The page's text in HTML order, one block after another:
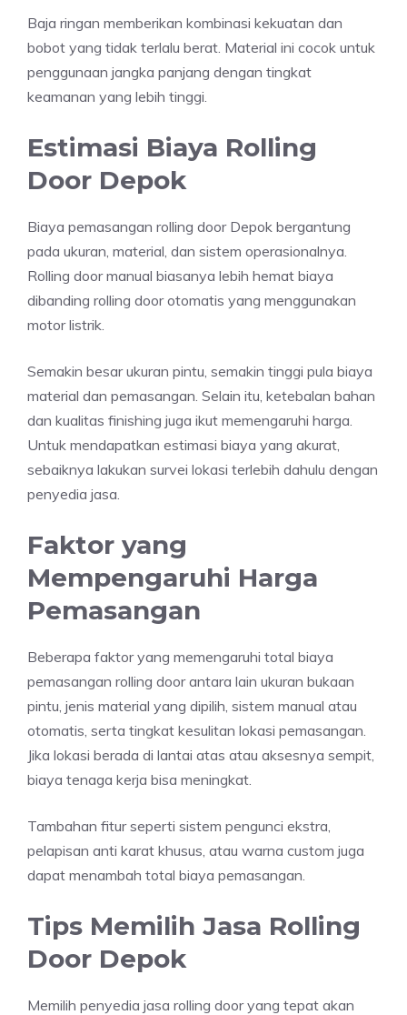
Baja ringan memberikan kombinasi kekuatan dan
bobot yang tidak terlalu berat. Material ini cocok untuk
penggunaan jangka panjang dengan tingkat
keamanan yang lebih tinggi.
Estimasi Biaya Rolling
Door Depok
Biaya pemasangan rolling door Depok bergantung
pada ukuran, material, dan sistem operasionalnya.
Rolling door manual biasanya lebih hemat biaya
dibanding rolling door otomatis yang menggunakan
motor listrik.
Semakin besar ukuran pintu, semakin tinggi pula biaya
material dan pemasangan. Selain itu, ketebalan bahan
dan kualitas finishing juga ikut memengaruhi harga.
Untuk mendapatkan estimasi biaya yang akurat,
sebaiknya lakukan survei lokasi terlebih dahulu dengan
penyedia jasa.
Faktor yang
Mempengaruhi Harga
Pemasangan
Beberapa faktor yang memengaruhi total biaya
pemasangan rolling door antara lain ukuran bukaan
pintu, jenis material yang dipilih, sistem manual atau
otomatis, serta tingkat kesulitan lokasi pemasangan.
Jika lokasi berada di lantai atas atau aksesnya sempit,
biaya tenaga kerja bisa meningkat.
Tambahan fitur seperti sistem pengunci ekstra,
pelapisan anti karat khusus, atau warna custom juga
dapat menambah total biaya pemasangan.
Tips Memilih Jasa Rolling
Door Depok
Memilih penyedia jasa rolling door yang tepat akan